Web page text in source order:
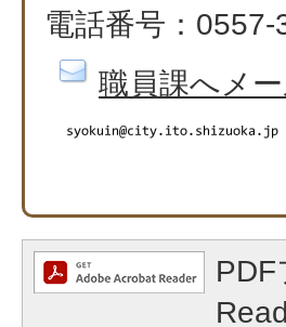
電話番号：
職員課へメ